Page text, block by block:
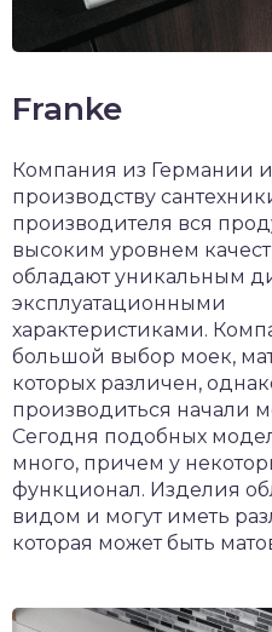
Franke
Компания из Германии
производству
производителя вся
высоким уровнем
обладают уникальным
эксплуатационными
характеристиками.
большой выбор моек,
которых различен,
производиться начали
Сегодня подобных
много, причем у
функционал. Изделия
видом и могут иметь
которая может быть